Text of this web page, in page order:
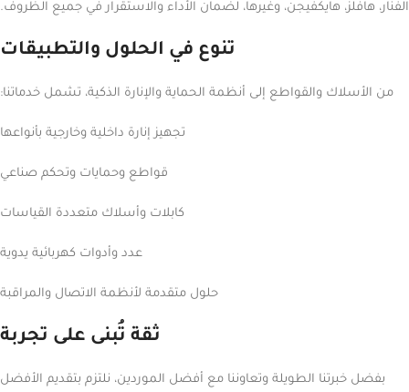
الفنار، هافلز، هايكفيجن، وغيرها، لضمان الأداء والاستقرار في جميع الظروف.
تنوع في الحلول والتطبيقات
من الأسلاك والقواطع إلى أنظمة الحماية والإنارة الذكية، تشمل خدماتنا:
تجهيز إنارة داخلية وخارجية بأنواعها
قواطع وحمايات وتحكم صناعي
كابلات وأسلاك متعددة القياسات
عدد وأدوات كهربائية يدوية
حلول متقدمة لأنظمة الاتصال والمراقبة
ثقة تُبنى على تجربة
بفضل خبرتنا الطويلة وتعاوننا مع أفضل الموردين، نلتزم بتقديم الأفضل